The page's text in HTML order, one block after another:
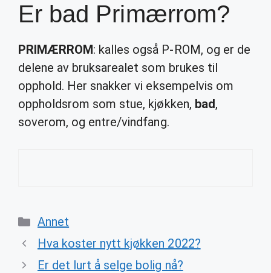
Er bad Primærrom?
PRIMÆRROM: kalles også P-ROM, og er de
delene av bruksarealet som brukes til
opphold. Her snakker vi eksempelvis om
oppholdsrom som stue, kjøkken, bad,
soverom, og entre/vindfang.
Categories
Annet
Hva koster nytt kjøkken 2022?
Er det lurt å selge bolig nå?